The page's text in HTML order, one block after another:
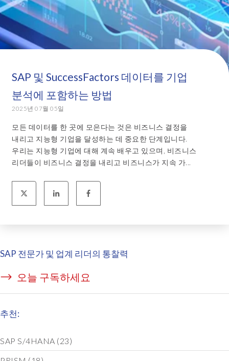
SAP 및 SuccessFactors 데이터를 기업
분석에 포함하는 방법
2025년 07월 05일
모든 데이터를 한 곳에 모은다는 것은 비즈니스 결정을
내리고 지능형 기업을 달성하는 데 중요한 단계입니다.
우리는 지능형 기업에 대해 계속 배우고 있으며, 비즈니스
리더들이 비즈니스 결정을 내리고 비즈니스가 지속 가...
SAP 전문가 및 업계 리더의 통찰력
오늘 구독하세요
추천:
SAP S/4HANA (23)